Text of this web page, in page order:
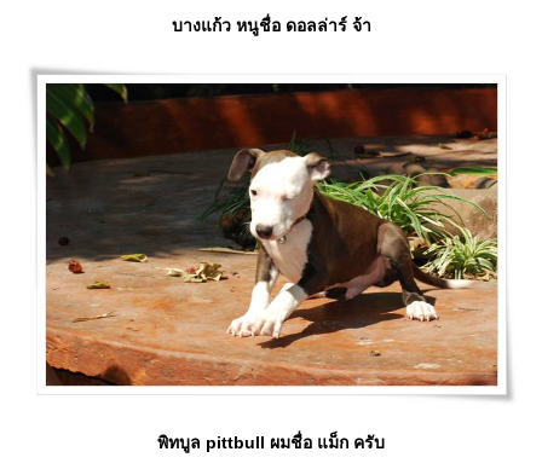
บางแก้ว หนูชื่อ ดอลล่าร์ จ้า
พิทบูล pittbull ผมชื่อ แม็ก ครับ